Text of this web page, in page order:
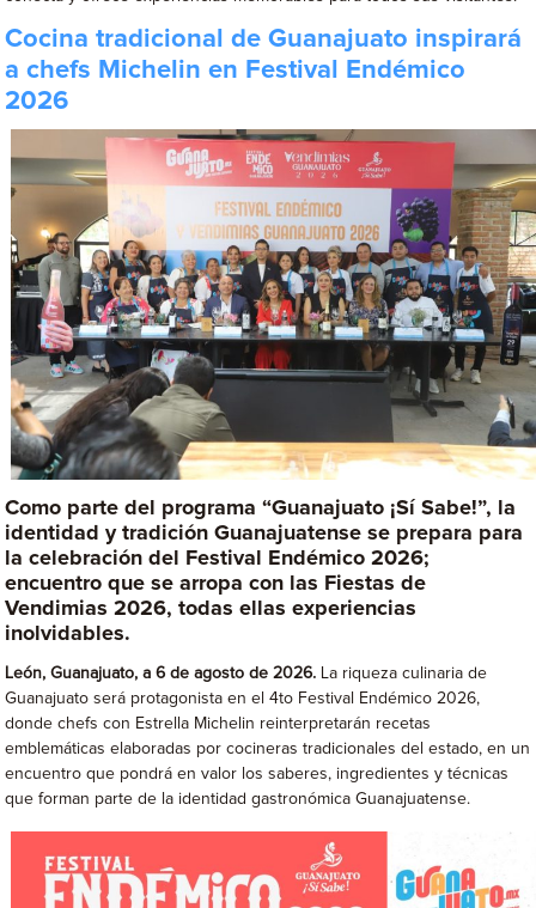
Cocina tradicional de Guanajuato inspirará
a chefs Michelin en Festival Endémico
2026
Como parte del programa “Guanajuato ¡Sí Sabe!”, la
identidad y tradición Guanajuatense se prepara para
la celebración del Festival Endémico 2026;
encuentro que se arropa con las Fiestas de
Vendimias 2026, todas ellas experiencias
inolvidables.
León, Guanajuato, a 6 de agosto de 2026. La riqueza culinaria de
Guanajuato será protagonista en el 4to Festival Endémico 2026,
donde chefs con Estrella Michelin reinterpretarán recetas
emblemáticas elaboradas por cocineras tradicionales del estado, en un
encuentro que pondrá en valor los saberes, ingredientes y técnicas
que forman parte de la identidad gastronómica Guanajuatense.